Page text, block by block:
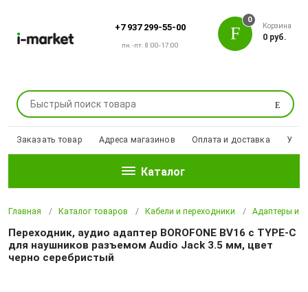
+7 937 299-55-00
пн.-пт. 8:00-17:00
Поиск
0
Корзина
0 руб.
Заказать товар Адреса магазинов Оплата и доставка
Каталог
Главная Каталог товаров Кабели и переходники Адаптеры и
Переходник, аудио адаптер BOROFONE BV16 c TYPE-C
для наушников разъемом Audio Jack 3.5 мм, цвет
черно серебристый